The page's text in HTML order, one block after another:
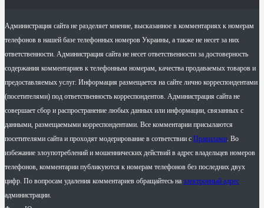
Администрация сайта не разделяет мнение, высказанное в комментариях к номерам
телефонов в нашей базе телефонных номеров Украины, а также не несет за них
ответственности. Администрация сайта не несет ответственности за достоверность
содержания комментариев к телефонным номерам, качества продаваемых товаров и
предоставляемых услуг. Информация размещается на сайте лично корреспондентами
(посетителями) под ответственность корреспондентов. Администрация сайта не
совершает сбор и распространение любых данных или информации, связанных с
данными, размещаемыми корреспондентами. Все комментарии присылаются
посетителями сайта и проходят модерирование в сответствии с Правилами. Во
избежание злоупотреблений и мошеннических действий в адрес владельцев номеров
телефонов, комментарии публикуются к номерам телефонов без последних двух
цифр. По вопросам удаления комментариев обращайтесь на электронный адрес
администрации.